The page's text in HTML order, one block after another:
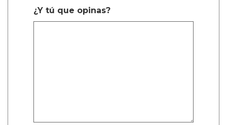
¿Y tú que opinas?